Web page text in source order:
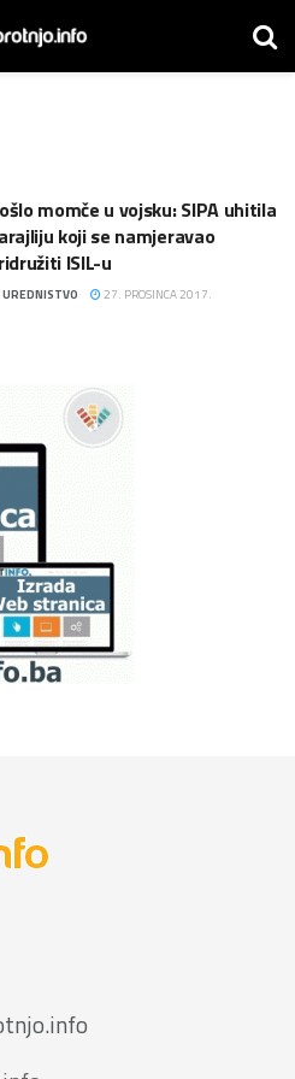
momče u vojsku: SIPA uhitila
koji se namjeravao
ISIL-u
UREDNISTVO 27. PROSINCA 2017.